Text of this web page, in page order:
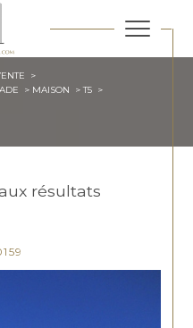
MAISON
T5
résultats